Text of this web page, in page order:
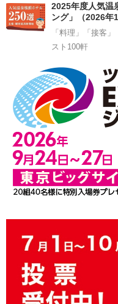
2025年度人気温
ング」（2026年
「料理」「接客
スト100軒